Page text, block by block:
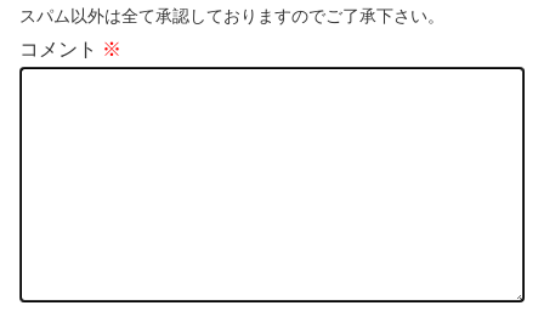
スパム以外は全て承認しておりますのでご了承下さい。
コメント ※